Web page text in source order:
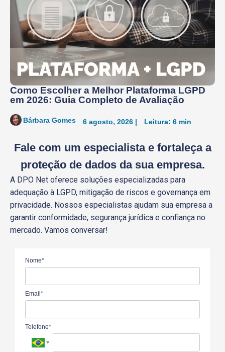
Como Escolher a Melhor Plataforma LGPD
em 2026: Guia Completo de Avaliação
Bárbara Gomes 6 agosto, 2026 | Leitura: 6 min
Fale com um especialistae fortaleça a
proteção de dados da sua empresa.
A DPO Net oferece soluções especializadas para
adequação à LGPD, mitigação de riscos e governança em
privacidade. Nossos especialistas ajudam sua empresa a
garantir conformidade, segurança jurídica e confiança no
mercado. Vamos conversar!
Nome*
Email*
Telefone*